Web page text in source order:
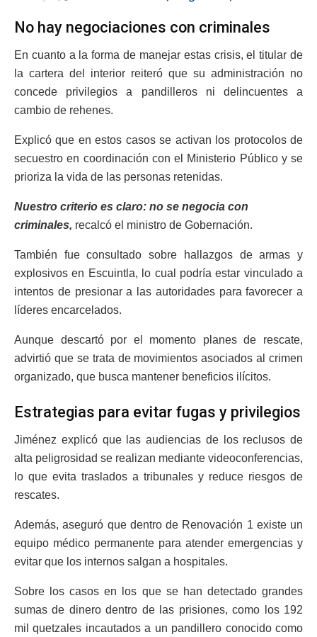
No hay negociaciones con criminales
En cuanto a la forma de manejar estas crisis, el titular de
la cartera del interior reiteró que su administración no
concede privilegios a pandilleros ni delincuentes a
cambio de rehenes.
Explicó que en estos casos se activan los protocolos de
secuestro en coordinación con el Ministerio Público y se
prioriza la vida de las personas retenidas.
Nuestro criterio es claro: no se negocia con
criminales, recalcó el ministro de Gobernación.
También fue consultado sobre hallazgos de armas y
explosivos en Escuintla, lo cual podría estar vinculado a
intentos de presionar a las autoridades para favorecer a
líderes encarcelados.
Aunque descartó por el momento planes de rescate,
advirtió que se trata de movimientos asociados al crimen
organizado, que busca mantener beneficios ilícitos.
Estrategias para evitar fugas y privilegios
Jiménez explicó que las audiencias de los reclusos de
alta peligrosidad se realizan mediante videoconferencias,
lo que evita traslados a tribunales y reduce riesgos de
rescates.
Además, aseguró que dentro de Renovación 1 existe un
equipo médico permanente para atender emergencias y
evitar que los internos salgan a hospitales.
Sobre los casos en los que se han detectado grandes
sumas de dinero dentro de las prisiones, como los 192
mil quetzales incautados a un pandillero conocido como